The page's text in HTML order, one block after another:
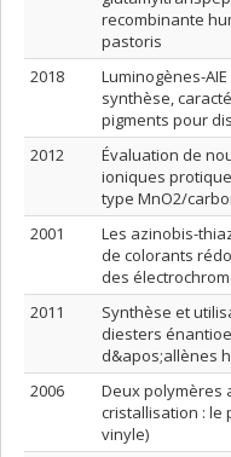
recombinante
pastoris
2018
Luminogènes-
synthèse,
pigments pour
2012
Évaluation de
ioniques
type MnO2/
2001
Les azinobis-
de colorants
des
2011
Synthèse et
diesters
d&apos;allènes
2006
Deux polymères
cristallisation : le
vinyle)